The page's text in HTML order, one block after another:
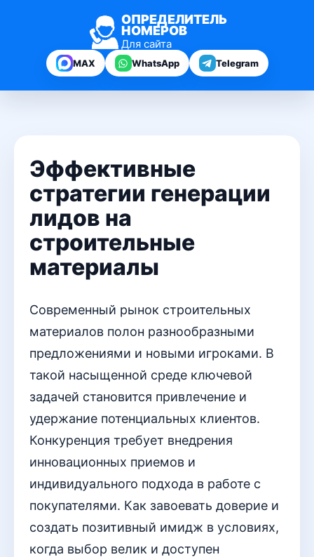
ОПРЕДЕЛИТЕЛЬ
НОМЕРОВ
Для сайта
MAX WhatsApp Telegram
Эффективные
стратегии генерации
лидов на
строительные
материалы
Современный рынок строительных
материалов полон разнообразными
предложениями и новыми игроками. В
такой насыщенной среде ключевой
задачей становится привлечение и
удержание потенциальных клиентов.
Конкуренция требует внедрения
инновационных приемов и
индивидуального подхода в работе с
покупателями. Как завоевать доверие и
создать позитивный имидж в условиях,
когда выбор велик и доступен